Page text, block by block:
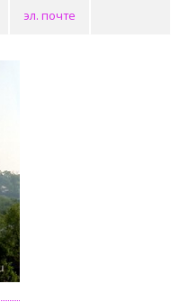
эл. почте